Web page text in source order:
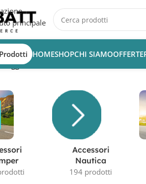
principale
HOMESHOPCHI SIAMOOFFERTE
taggati “raffrescamento adiabatico
Accessori
Nautica
194 prodotti